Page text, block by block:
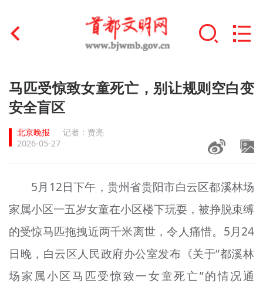
首页
文明创建
文明实践
未成年人思想道德建设
榜样人物
+
身边好人
文明评论
马匹受惊致女童死亡，别让规则空白变
安全盲区
北京晚报
记者：贾亮
2026-05-27
5月12日下午，贵州省贵阳市白云区都溪林场
家属小区一五岁女童在小区楼下玩耍，被挣脱束缚
的受惊马匹拖拽近两千米离世，令人痛惜。5月24
日晚，白云区人民政府办公室发布《关于“都溪林
场家属小区马匹受惊致一女童死亡”的情况通